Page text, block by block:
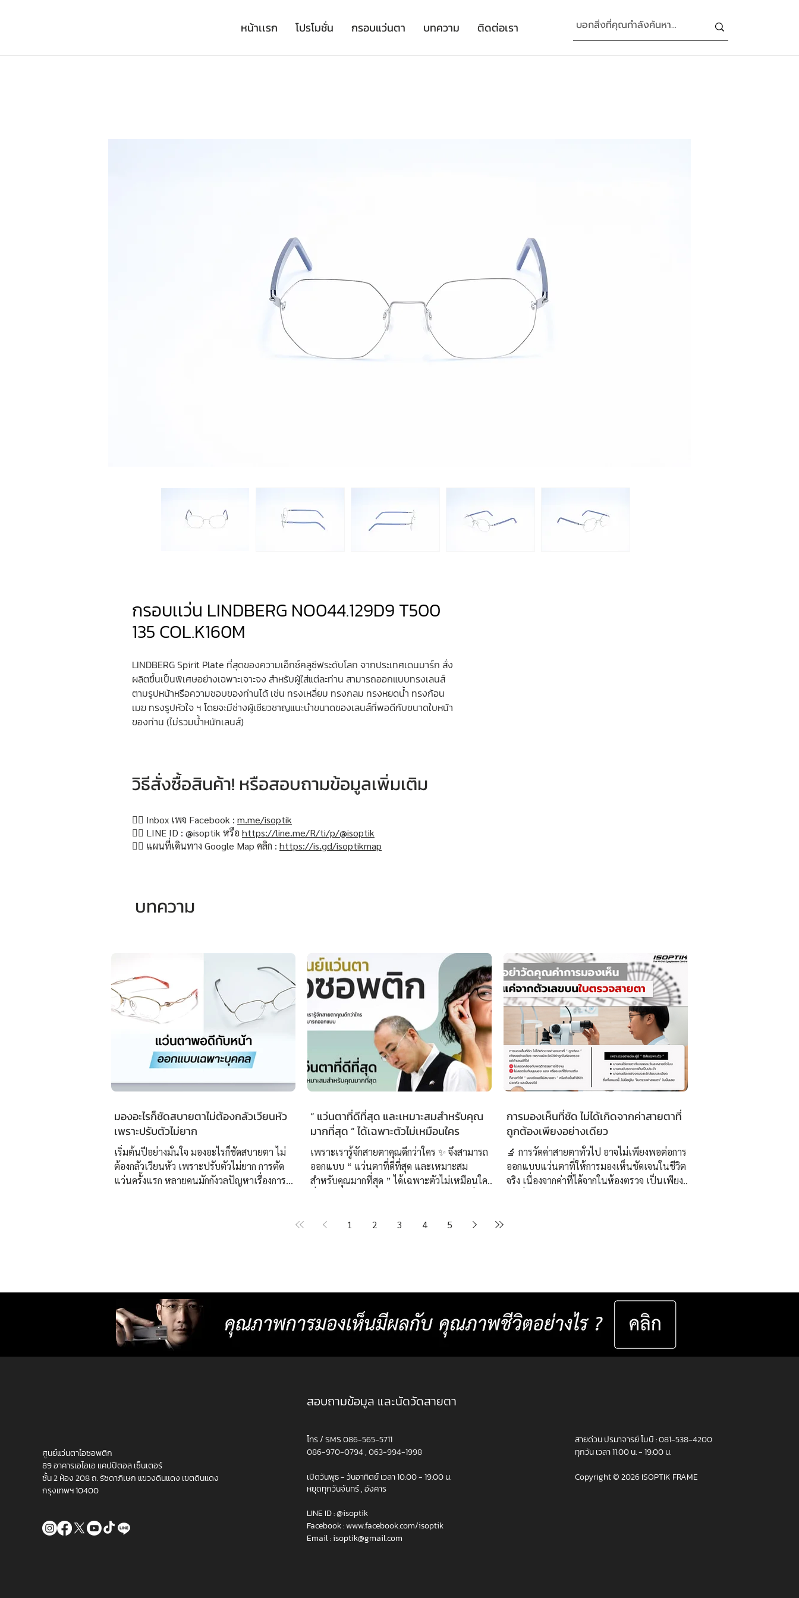
หน้าเเรก โปรโมชั่น กรอบแว่นตา บทความ ติดต่อเรา
กรอบเเว่น LINDBERG NO044.129D9 T500
135 COL.K160M
LINDBERG Spirit Plate ที่สุดของความเอ็กซ์คลูซีฟระดับโลก จากประเทศเดนมาร์ก สั่ง
ผลิตขึ้นเป็นพิเศษอย่างเฉพาะเจาะจง สำหรับผู้ใส่แต่ละท่าน สามารถออกแบบทรงเลนส์
ตามรูปหน้าหรือความชอบของท่านได้ เช่น ทรงเหลี่ยม ทรงกลม ทรงหยดน้ำ ทรงก้อน
เมฆ ทรงรูปหัวใจ ฯ โดยจะมีช่างผู้เชียวชาญแนะนำขนาดของเลนส์ที่พอดีกับขนาดใบหน้า
ของท่าน (ไม่รวมน้ำหนักเลนส์)
วิธีสั่งซื้อสินค้า! หรือสอบถามข้อมูลเพิ่มเติม
👉🏻 Inbox เพจ Facebook : m.me/isoptik
👉🏻 LINE ID : @isoptik หรือ https://line.me/R/ti/p/@isoptik
👉🏻 แผนที่เดินทาง Google Map คลิก : https://is.gd/isoptikmap
บทความ
มองอะไรก็ชัดสบายตาไม่ต้องกลัวเวียนหัว
เพราะปรับตัวไม่ยาก
เริ่มต้นปีอย่างมั่นใจ มองอะไรก็ชัดสบายตา ไม่
ต้องกลัวเวียนหัว เพราะปรับตัวไม่ยาก การตัด
แว่นครั้งแรก หลายคนมักกังวลปัญหาเรื่องการ
กรอบให้พอดีกับหน้า ทำให้หมดปัญหาเรื่อง
สายตาเคลื่อนเนื่องจากแว่นตาไม่เ
“ แว่นตาที่ดีที่สุด และเหมาะสมสำหรับคุณ
มากที่สุด ” ได้เฉพาะตัวไม่เหมือนใคร
เพราะเรารู้จักสายตาคุณดีกว่าใคร ✨ จึงสามารถ
ออกแบบ “ แว่นตาที่ดีที่สุด และเหมาะสม
สำหรับคุณมากที่สุด ” ได้เฉพาะตัวไม่เหมือนใคร
ซีฟทุกชิ้นผ่านการออกแบบโครงสร้างเลนส์โปรเก
โปรเกรสซีฟที่สามารถออกแบบค่าสายตาได้
ละเอียด เป็นรายแรกของโ
การมองเห็นที่ชัด ไม่ได้เกิดจากค่าสายตาที่
ถูกต้องเพียงอย่างเดียว
🔬 การวัดค่าสายตาทั่วไป อาจไม่เพียงพอต่อการ
ออกแบบแว่นตาที่ให้การมองเห็นชัดเจนในชีวิต
จริง เนื่องจากค่าที่ได้จากในห้องตรวจ เป็นเพียง “
หลักที่ใช้บ่อย ▸ สภาพแสง มุมมอง และกิจกรรม
1 2 3 4 5
ศูนย์แว่นตาไอซอพติก
89 อาคารเอไอเอ แคปปิตอล เซ็นเตอร์
ชั้น 2 ห้อง 208 ถ. รัชดาภิเษก แขวงดินแดง เขตดินแดง
กรุงเทพฯ 10400
สอบถามข้อมูล และนัดวัดสายตา
โทร / SMS086-565-5711
086-970-0794,063-994-1998
เปิดวันพุธ - วันอาทิตย์ เวลา 10:00 - 19:00 น.
หยุดทุกวันจันทร์ , อังคาร
LINE ID :@isoptik
Facebook :www.facebook.com/isoptik
Email :isoptik@gmail.com
สายด่วน ปรมาจารย์ โบบิ :081-538-4200
ทุกวัน เวลา 11:00 น. - 19:00 น.
Copyright © 2026 ISOPTIK FRAME